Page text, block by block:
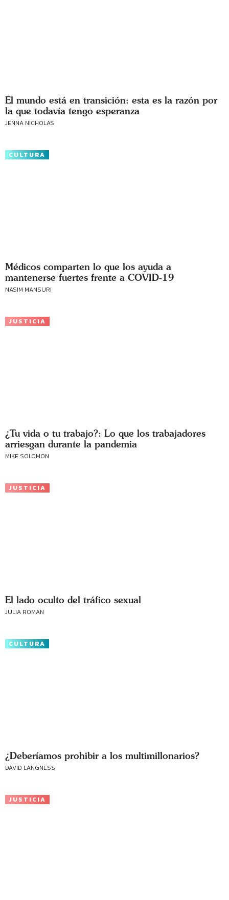
El mundo está en transición: esta es la razón por
la que todavía tengo esperanza
JENNA NICHOLAS
CULTURA
Médicos comparten lo que los ayuda a
mantenerse fuertes frente a COVID-19
NASIM MANSURI
JUSTICIA
¿Tu vida o tu trabajo?: Lo que los trabajadores
arriesgan durante la pandemia
MIKE SOLOMON
JUSTICIA
El lado oculto del tráfico sexual
JULIA ROMAN
CULTURA
¿Deberíamos prohibir a los multimillonarios?
DAVID LANGNESS
JUSTICIA